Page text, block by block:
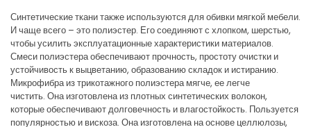
Синтетические ткани также используются для обивки мягкой мебели.
И чаще всего – это полиэстер. Его соединяют с хлопком, шерстью,
чтобы усилить эксплуатационные характеристики материалов.
Смеси полиэстера обеспечивают прочность, простоту очистки и
устойчивость к выцветанию, образованию складок и истиранию.
Микрофибра из трикотажного полиэстера мягче, ее легче
чистить. Она изготовлена из плотных синтетических волокон,
которые обеспечивают долговечность и влагостойкость. Пользуется
популярностью и вискоза. Она изготовлена на основе целлюлозы,